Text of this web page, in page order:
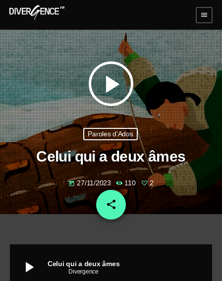
menu
play_arrow
Paroles d'Ados
Celui qui a deux âmes
today 27/11/2023 110 2
share
email
play_arrow Celui qui a deux âmes
Divergence